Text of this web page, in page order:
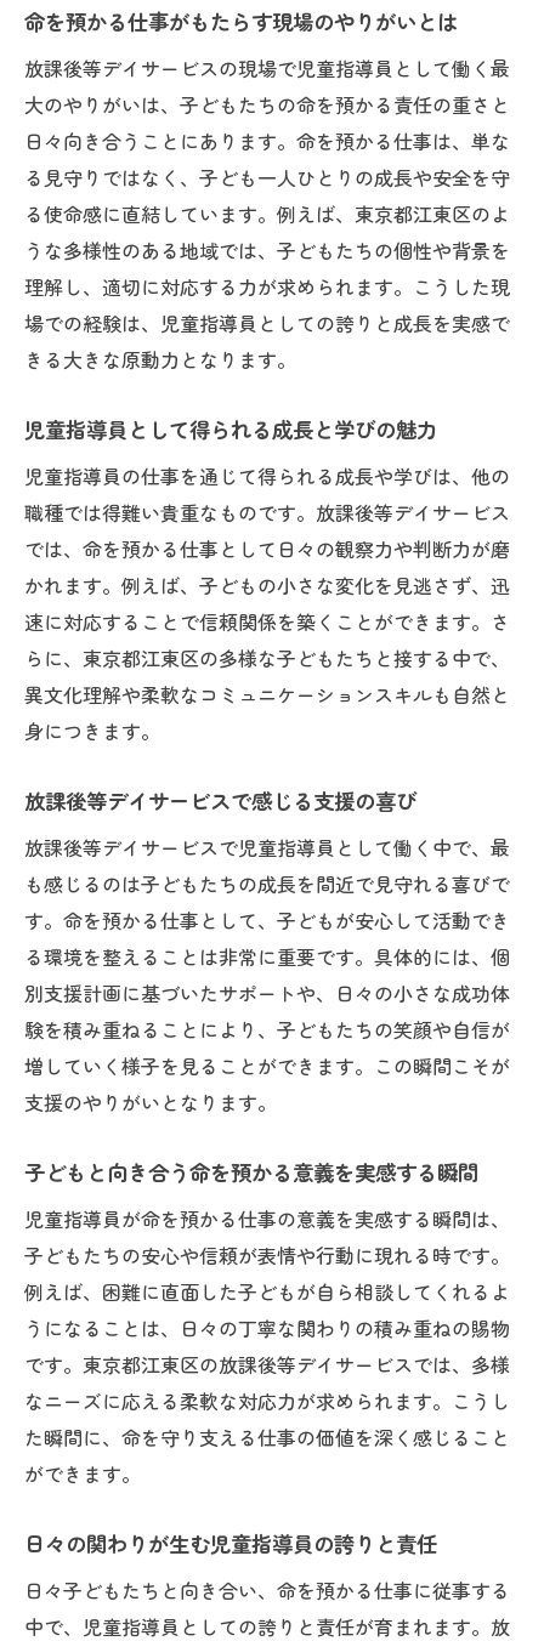
命を預かる仕事がもたらす現場のやりがいとは
放課後等デイサービスの現場で児童指導員として働く最
大のやりがいは、子どもたちの命を預かる責任の重さと
日々向き合うことにあります。命を預かる仕事は、単な
る見守りではなく、子ども一人ひとりの成長や安全を守
る使命感に直結しています。例えば、東京都江東区のよ
うな多様性のある地域では、子どもたちの個性や背景を
理解し、適切に対応する力が求められます。こうした現
場での経験は、児童指導員としての誇りと成長を実感で
きる大きな原動力となります。
児童指導員として得られる成長と学びの魅力
児童指導員の仕事を通じて得られる成長や学びは、他の
職種では得難い貴重なものです。放課後等デイサービス
では、命を預かる仕事として日々の観察力や判断力が磨
かれます。例えば、子どもの小さな変化を見逃さず、迅
速に対応することで信頼関係を築くことができます。さ
らに、東京都江東区の多様な子どもたちと接する中で、
異文化理解や柔軟なコミュニケーションスキルも自然と
身につきます。
放課後等デイサービスで感じる支援の喜び
放課後等デイサービスで児童指導員として働く中で、最
も感じるのは子どもたちの成長を間近で見守れる喜びで
す。命を預かる仕事として、子どもが安心して活動でき
る環境を整えることは非常に重要です。具体的には、個
別支援計画に基づいたサポートや、日々の小さな成功体
験を積み重ねることにより、子どもたちの笑顔や自信が
増していく様子を見ることができます。この瞬間こそが
支援のやりがいとなります。
子どもと向き合う命を預かる意義を実感する瞬間
児童指導員が命を預かる仕事の意義を実感する瞬間は、
子どもたちの安心や信頼が表情や行動に現れる時です。
例えば、困難に直面した子どもが自ら相談してくれるよ
うになることは、日々の丁寧な関わりの積み重ねの賜物
です。東京都江東区の放課後等デイサービスでは、多様
なニーズに応える柔軟な対応力が求められます。こうし
た瞬間に、命を守り支える仕事の価値を深く感じること
ができます。
日々の関わりが生む児童指導員の誇りと責任
日々子どもたちと向き合い、命を預かる仕事に従事する
中で、児童指導員としての誇りと責任が育まれます。放